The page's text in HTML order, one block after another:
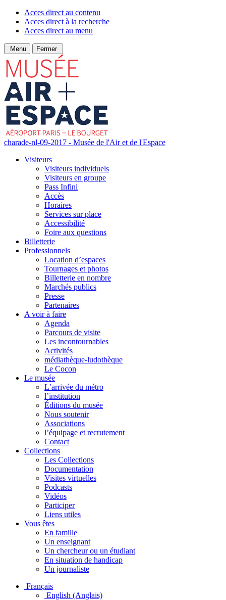
Acces direct au contenu
Acces direct à la recherche
Acces direct au menu
Menu Fermer
charade-nl-09-2017 - Musée de l'Air et de l'Espace
Visiteurs
Visiteurs individuels
Visiteurs en groupe
Pass Infini
Accès
Horaires
Services sur place
Accessibilité
Foire aux questions
Billetterie
Professionnels
Location d’espaces
Tournages et photos
Billetterie en nombre
Marchés publics
Presse
Partenaires
A voir à faire
Agenda
Parcours de visite
Les incontournables
Activités
médiathèque-ludothèque
Le Cocon
Le musée
L’arrivée du métro
l’institution
Éditions du musée
Nous soutenir
Associations
l’équipage et recrutement
Contact
Collections
Les Collections
Documentation
Visites virtuelles
Podcasts
Vidéos
Participer
Liens utiles
Vous êtes
En famille
Un enseignant
Un chercheur ou un étudiant
En situation de handicap
Un journaliste
Français
English (Anglais)